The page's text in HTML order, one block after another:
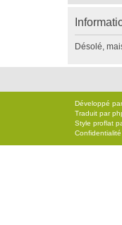
Désolé,
Développé
Traduit par
Style proflat
Confidentialité